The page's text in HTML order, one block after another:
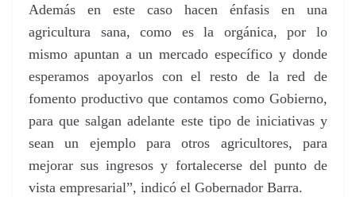
Además en este caso hacen énfasis en una
agricultura sana, como es la orgánica, por lo
mismo apuntan a un mercado específico y donde
esperamos apoyarlos con el resto de la red de
fomento productivo que contamos como Gobierno,
para que salgan adelante este tipo de iniciativas y
sean un ejemplo para otros agricultores, para
mejorar sus ingresos y fortalecerse del punto de
vista empresarial”, indicó el Gobernador Barra.